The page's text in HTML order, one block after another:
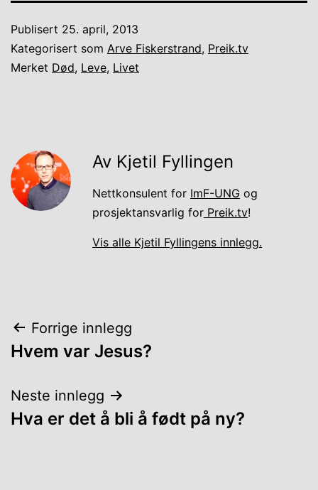
Publisert 25. april, 2013
Kategorisert som Arve Fiskerstrand, Preik.tv
Merket Død, Leve, Livet
Av Kjetil Fyllingen
Nettkonsulent for ImF-UNG og
prosjektansvarlig for Preik.tv!
Vis alle Kjetil Fyllingens innlegg.
Innleggsnavigasjon
Forrige innlegg
Hvem var Jesus?
Neste innlegg
Hva er det å bli å født på ny?